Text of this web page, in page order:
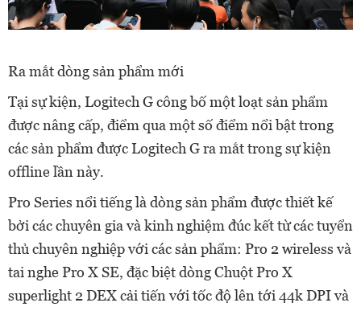
Ra mắt dòng sản phẩm mới
Tại sự kiện, Logitech G công bố một loạt sản phẩm
được nâng cấp, điểm qua một số điểm nổi bật trong
các sản phẩm được Logitech G ra mắt trong sự kiện
offline lần này.
Pro Series nổi tiếng là dòng sản phẩm được thiết kế
bởi các chuyên gia và kinh nghiệm đúc kết từ các tuyển
thủ chuyên nghiệp với các sản phẩm: Pro 2 wireless và
tai nghe Pro X SE, đặc biệt dòng Chuột Pro X
superlight 2 DEX cải tiến với tốc độ lên tới 44k DPI và